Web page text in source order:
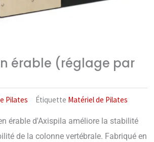
érable (réglage par
Pilates Étiquette Matériel de Pilates
érable d'Axispila améliore la stabilité
de la colonne vertébrale. Fabriqué en